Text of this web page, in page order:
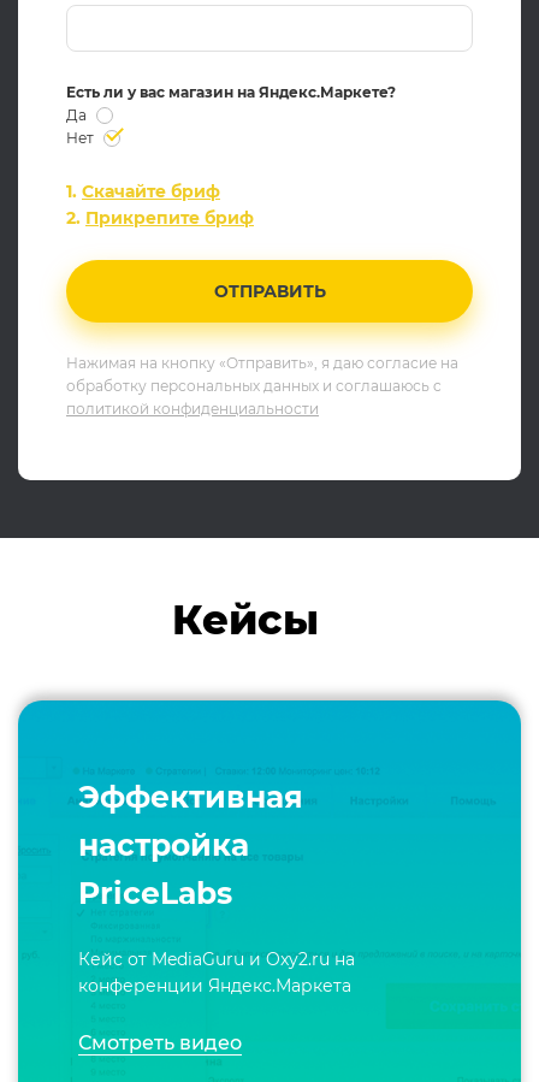
Есть ли у вас магазин на Яндекс.Маркете?
Да
Нет
1. Скачайте бриф
2. Прикрепите бриф
ОТПРАВИТЬ
Нажимая на кнопку «Отправить», я даю согласие на
обработку персональных данных и соглашаюсь c
политикой конфиденциальности
Кейсы
Эффективная
настройка
PriceLabs
Кейс от MediaGuru и Oxy2.ru на
конференции Яндекс.Маркета
Смотреть видео